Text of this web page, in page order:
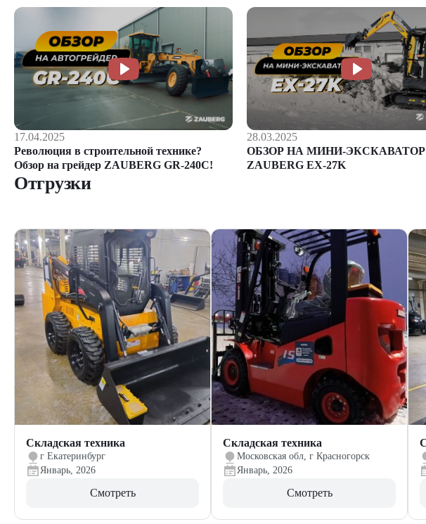
17.04.2025
Революция в строительной технике?
Обзор на грейдер ZAUBERG GR-240C!
28.03.2025
ОБЗОР НА МИНИ-ЭКСКАВАТОР
ZAUBERG EX-27K
Отгрузки
Складская техника
г Екатеринбург
Январь, 2026
Смотреть
Складская техника
Московская обл, г Красногорск
Январь, 2026
Смотреть